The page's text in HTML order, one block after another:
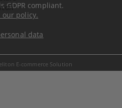
GDPR compliant.
our policy.
data
E-commerce Solution